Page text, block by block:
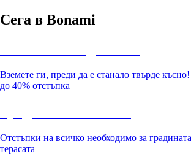
Сега в Bonami
Вземете ги, преди да е станало твърде
до 40% отстъпка
Отстъпки на всичко необходимо за
терасата